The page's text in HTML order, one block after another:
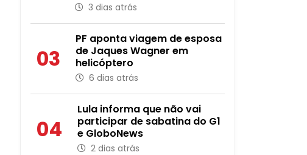
3 dias atrás
03
PF aponta viagem de esposa
de Jaques Wagner em
helicóptero
6 dias atrás
04
Lula informa que não vai
participar de sabatina do G1
e GloboNews
2 dias atrás